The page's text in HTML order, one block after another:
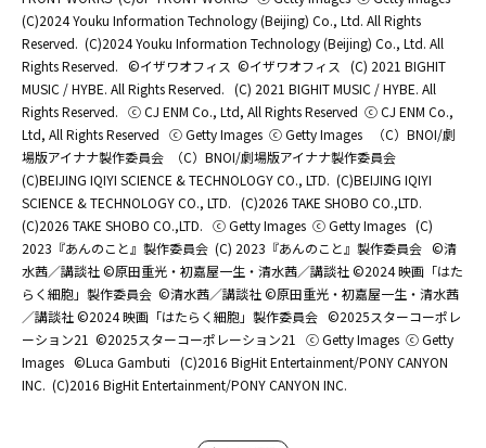
(C)2024 Youku Information Technology (Beijing) Co., Ltd. All Rights
Reserved. (C)2024 Youku Information Technology (Beijing) Co., Ltd. All
Rights Reserved. ©イザワオフィス ©イザワオフィス
(C) 2021 BIGHIT
MUSIC / HYBE. All Rights Reserved. (C) 2021 BIGHIT MUSIC / HYBE. All
Rights Reserved. ⓒ CJ ENM Co., Ltd, All Rights Reserved ⓒ CJ ENM Co.,
Ltd, All Rights Reserved ⓒ Getty Images ⓒ Getty Images
（C）BNOI/劇
場版アイナナ製作委員会
（C）BNOI/劇場版アイナナ製作委員会
(C)BEIJING IQIYI SCIENCE & TECHNOLOGY CO., LTD. (C)BEIJING IQIYI
SCIENCE & TECHNOLOGY CO., LTD. (C)2026 TAKE SHOBO CO.,LTD.
(C)2026 TAKE SHOBO CO.,LTD. ⓒ Getty Images ⓒ Getty Images (C)
2023『あんのこと』製作委員会 (C) 2023『あんのこと』製作委員会 ©清
水茜／講談社 ©原田重光・初嘉屋一生・清水茜／講談社 ©2024 映画「はた
らく細胞」製作委員会 ©清水茜／講談社 ©原田重光・初嘉屋一生・清水茜
／講談社 ©2024 映画「はたらく細胞」製作委員会 ©2025スターコーポレ
ーション21 ©2025スターコーポレーション21 ⓒ Getty Images ⓒ Getty
Images ©Luca Gambuti (C)2016 BigHit Entertainment/PONY CANYON
INC. (C)2016 BigHit Entertainment/PONY CANYON INC.